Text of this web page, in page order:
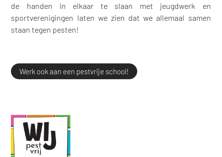
de handen in elkaar te slaan met jeugdwerk en
sportverenigingen laten we zien dat we allemaal samen
staan tegen pesten!
Werk ook aan een pestvrije school!